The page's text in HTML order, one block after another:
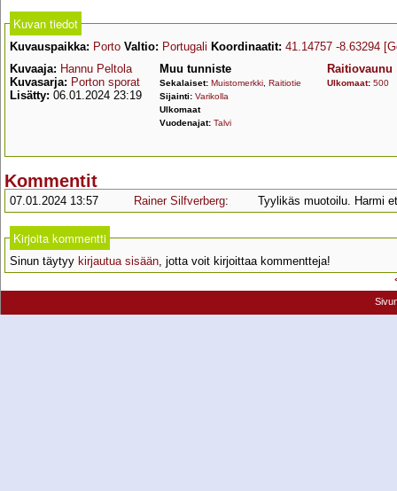
Kuvan tiedot
Kuvauspaikka: Porto Valtio: Portugali Koordinaatit: 41.14757 -8.63294
Kuvaaja: Hannu Peltola
Kuvasarja: Porton sporat
Lisätty: 06.01.2024 23:19
Muu tunniste
Sekalaiset: Muistomerkki Raitiotie
Sijainti: Varikolla
Ulkomaat
Vuodenajat: Talvi
Raitiovaunu
Ulkomaat: 500
Kommentit
07.01.2024 13:57 Rainer Silfverberg: Tyylikäs muotoilu. Harmi
Kirjoita kommentti
Sinun täytyy kirjautua sisään, jotta voit kirjoittaa kommentteja!